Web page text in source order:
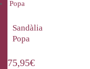
Sandàlia
Popa
75,95€